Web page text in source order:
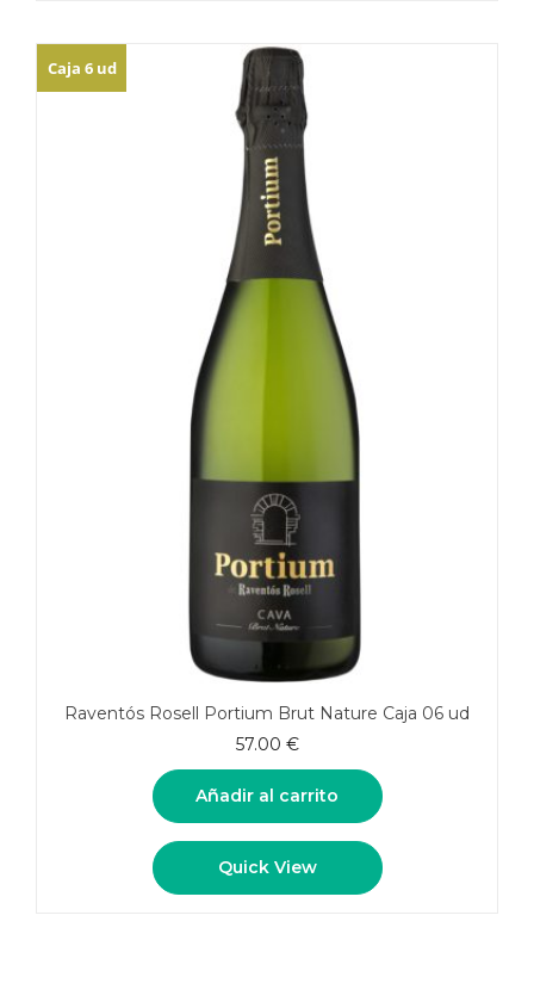
Caja 6 ud
Raventós Rosell Portium Brut Nature Caja 06 ud
57.00 €
Añadir al carrito
Quick View